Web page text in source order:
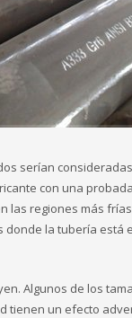
serían
con una
regiones más
donde la tubería
Algunos de los
tienen un efecto